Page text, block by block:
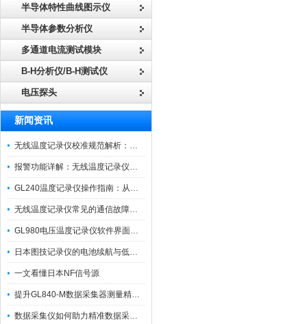
半导体特性曲线图示仪
半导体参数分析仪
多通道电流测试模块
B-H分析仪/B-H测试仪
电压探头
新闻资讯
无线温度记录仪校准规范解析：从多点比对到不确定度评定的实操流程
报警功能详解：无线温度记录仪的阈值设定与通知机制
GL240温度记录仪操作指南：从开箱、接线到数据导出的标准化流程
无线温度记录仪常见的通信故障诊断与排除指南
GL980电压温度记录仪软件界面功能与使用技巧
日本图技记录仪的电池续航与低功耗模式适用场景分析
一文看懂日本NF信号源
提升GL840-M数据采集器测量精度的操作秘籍
数据采集仪如何助力精准数据采集与分析？​